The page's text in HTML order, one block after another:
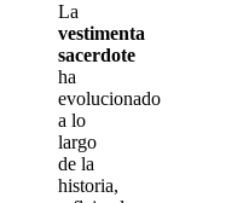
La
vestimenta
sacerdote
ha
evolucionado
a lo
largo
de la
historia,